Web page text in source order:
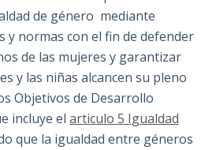
de género mediante
y normas con el fin de defender
de las mujeres y garantizar
y las niñas alcancen su pleno
Objetivos de Desarrollo
incluye el articulo 5 Igualdad
que la igualdad entre géneros